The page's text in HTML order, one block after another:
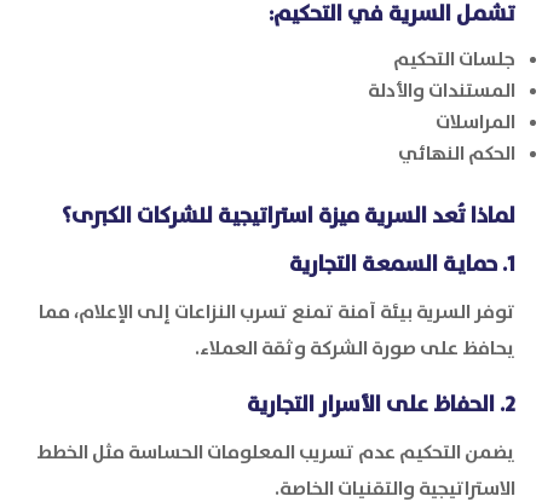
تشمل السرية في التحكيم:
جلسات التحكيم
المستندات والأدلة
المراسلات
الحكم النهائي
لماذا تُعد السرية ميزة استراتيجية للشركات الكبرى؟
1. حماية السمعة التجارية
توفر السرية بيئة آمنة تمنع تسرب النزاعات إلى الإعلام، مما
يحافظ على صورة الشركة وثقة العملاء.
2. الحفاظ على الأسرار التجارية
يضمن التحكيم عدم تسريب المعلومات الحساسة مثل الخطط
الاستراتيجية والتقنيات الخاصة.